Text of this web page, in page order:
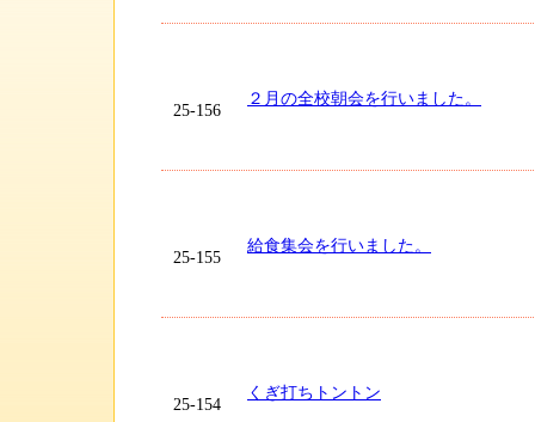
25-156
２月の全校朝会を行いました。
25-155
給食集会を行いました。
25-154
くぎ打ちトントン